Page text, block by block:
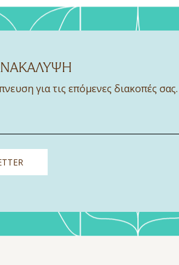
για τις επόμενες διακοπές σας.